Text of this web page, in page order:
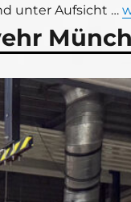
unter Aufsicht …